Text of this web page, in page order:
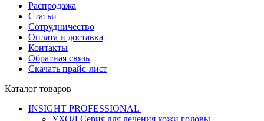
Распродажа
Статьи
Сотрудничество
Оплата и доставка
Контакты
Обратная связь
Скачать прайс-лист
Каталог товаров
INSIGHT PROFESSIONAL
УХОД Серия для лечения кожи головы